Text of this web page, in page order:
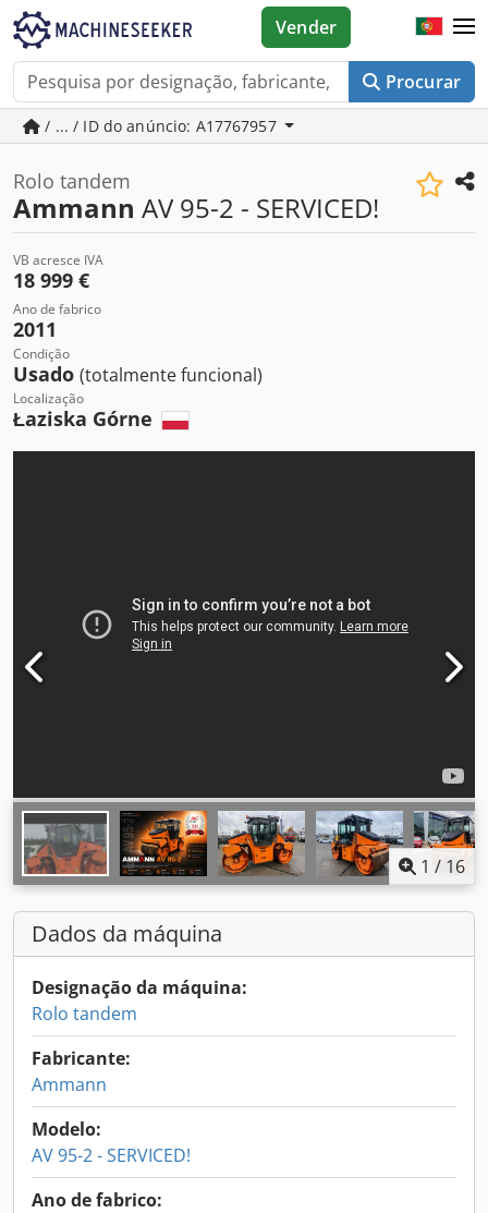
Procurar
Vender
/ ... / ID do anúncio: A17767957
Rolo tandem
Ammann AV 95-2 - SERVICED!
VB acresce IVA
18 999 €
Ano de fabrico
2011
Condição
Usado (totalmente funcional)
Localização
Łaziska Górne
1 / 16
Dados da máquina
Designação da máquina:
Rolo tandem
Fabricante:
Ammann
Modelo:
AV 95-2 - SERVICED!
Ano de fabrico: